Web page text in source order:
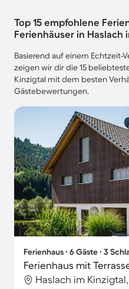
Top 15 empfohlene
Ferienhäuser in Haslach
Basierend auf einem Echtzeit-
zeigen wir dir die 15
Kinzigtal mit dem besten
Gästebewertungen.
Ferienhaus ∙ 6 Gäste ∙ 3